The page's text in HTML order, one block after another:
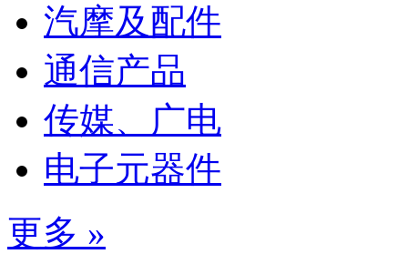
汽摩及配件
通信产品
传媒、广电
电子元器件
更多 »